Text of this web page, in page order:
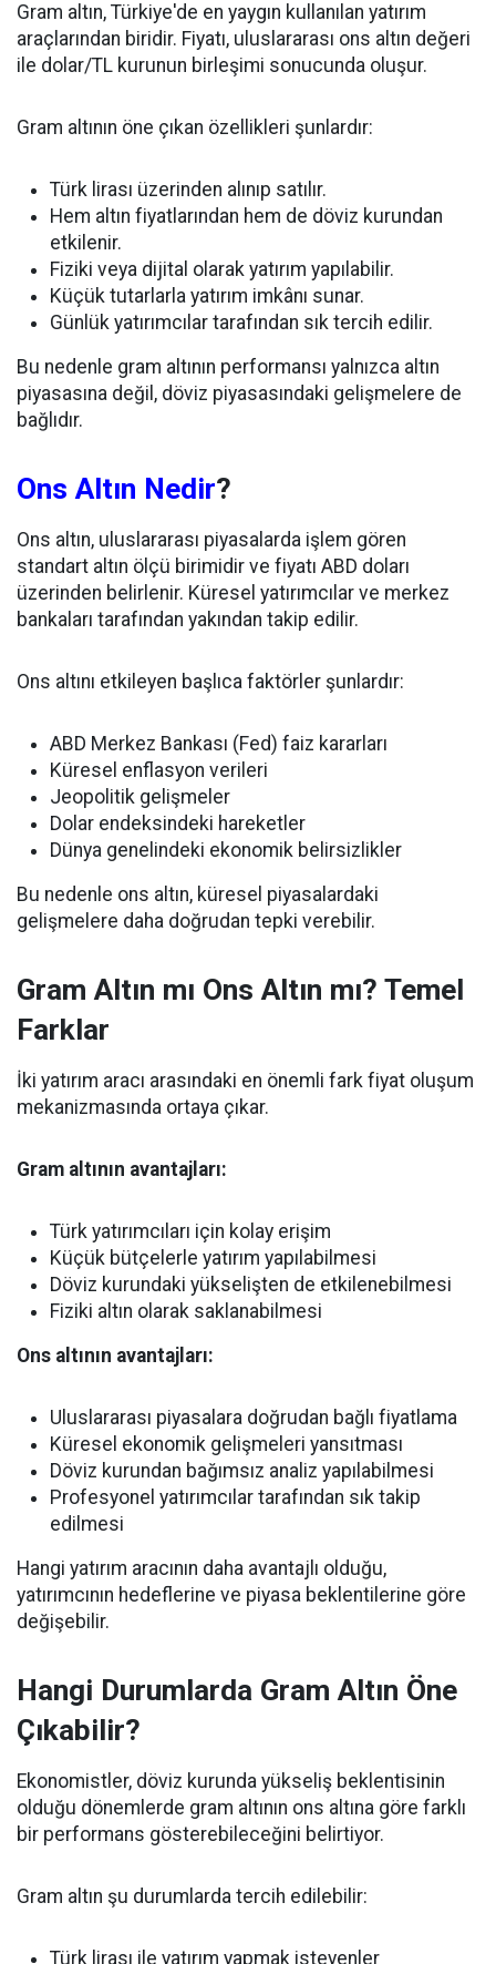
Gram altın, Türkiye'de en yaygın kullanılan yatırım
araçlarından biridir. Fiyatı, uluslararası ons altın değeri
ile dolar/TL kurunun birleşimi sonucunda oluşur.
Gram altının öne çıkan özellikleri şunlardır:
Türk lirası üzerinden alınıp satılır.
Hem altın fiyatlarından hem de döviz kurundan
etkilenir.
Fiziki veya dijital olarak yatırım yapılabilir.
Küçük tutarlarla yatırım imkânı sunar.
Günlük yatırımcılar tarafından sık tercih edilir.
Bu nedenle gram altının performansı yalnızca altın
piyasasına değil, döviz piyasasındaki gelişmelere de
bağlıdır.
Ons Altın Nedir?
Ons altın, uluslararası piyasalarda işlem gören
standart altın ölçü birimidir ve fiyatı ABD doları
üzerinden belirlenir. Küresel yatırımcılar ve merkez
bankaları tarafından yakından takip edilir.
Ons altını etkileyen başlıca faktörler şunlardır:
ABD Merkez Bankası (Fed) faiz kararları
Küresel enflasyon verileri
Jeopolitik gelişmeler
Dolar endeksindeki hareketler
Dünya genelindeki ekonomik belirsizlikler
Bu nedenle ons altın, küresel piyasalardaki
gelişmelere daha doğrudan tepki verebilir.
Gram Altın mı Ons Altın mı? Temel
Farklar
İki yatırım aracı arasındaki en önemli fark fiyat oluşum
mekanizmasında ortaya çıkar.
Gram altının avantajları:
Türk yatırımcıları için kolay erişim
Küçük bütçelerle yatırım yapılabilmesi
Döviz kurundaki yükselişten de etkilenebilmesi
Fiziki altın olarak saklanabilmesi
Ons altının avantajları:
Uluslararası piyasalara doğrudan bağlı fiyatlama
Küresel ekonomik gelişmeleri yansıtması
Döviz kurundan bağımsız analiz yapılabilmesi
Profesyonel yatırımcılar tarafından sık takip
edilmesi
Hangi yatırım aracının daha avantajlı olduğu,
yatırımcının hedeflerine ve piyasa beklentilerine göre
değişebilir.
Hangi Durumlarda Gram Altın Öne
Çıkabilir?
Ekonomistler, döviz kurunda yükseliş beklentisinin
olduğu dönemlerde gram altının ons altına göre farklı
bir performans gösterebileceğini belirtiyor.
Gram altın şu durumlarda tercih edilebilir:
Türk lirası ile yatırım yapmak isteyenler